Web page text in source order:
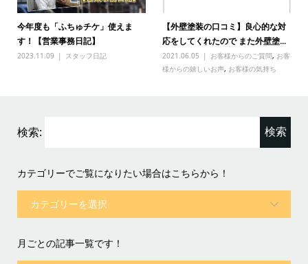
今年度も「ふちゅチケ」使えま
す！【営業事務日記】
2023.11.09 スタッフ日記
【外壁塗装の口コミ】良心的な対
応をしてくれたので また外壁塗...
2021.06.05 お客様からのご質問, お客
様からの嬉しいお声, お客様の気持ち
検索:
カテゴリーでご覧になりたい場合はこちらから！
月ごとの記事一覧です！